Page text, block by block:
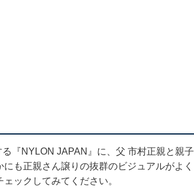
『NYLON JAPAN』に、父 市村正親と親子
も正親さん譲りの抜群のビジュアルがよく
ックしてみてください。